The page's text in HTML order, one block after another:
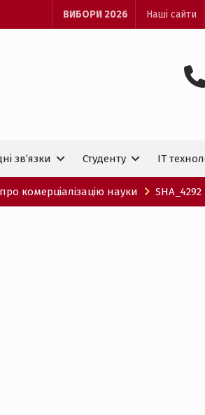
ВИБОРИ 2026 Наші сайти
зв’язки Студенту IT
комерціалізацію науки SHA_4292